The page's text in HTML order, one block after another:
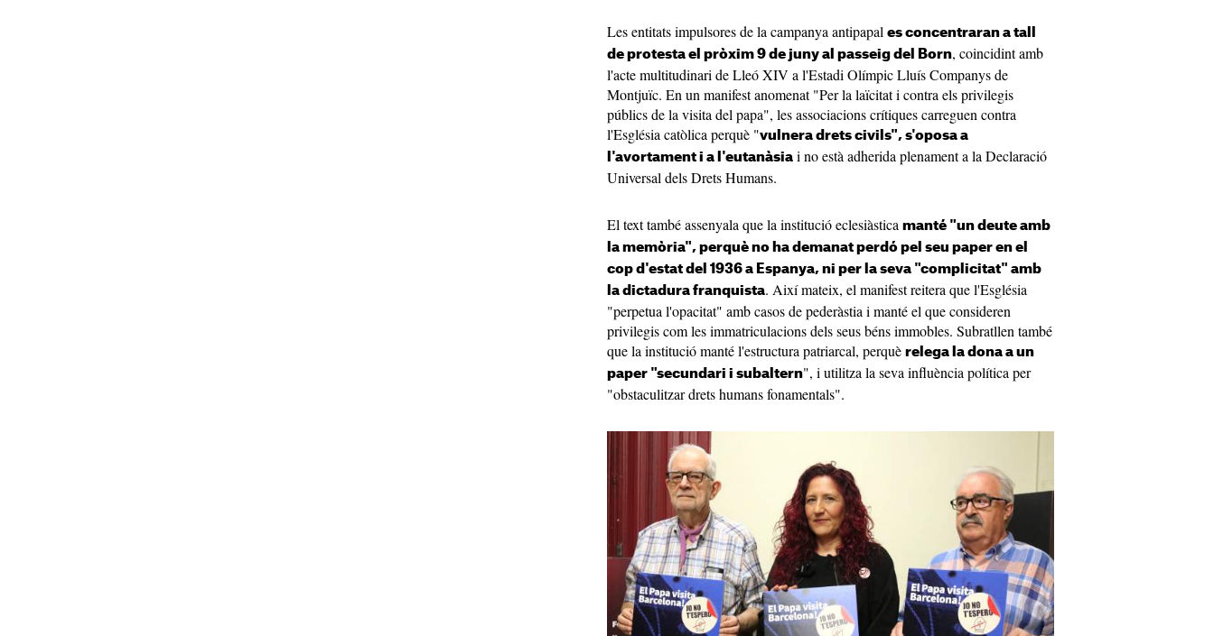
Les entitats impulsores de la campanya antipapal es concentraran a tall
de protesta el pròxim 9 de juny al passeig del Born, coincidint amb
l'acte multitudinari de Lleó XIV a l'Estadi Olímpic Lluís Companys de
Montjuïc. En un manifest anomenat "Per la laïcitat i contra els privilegis
públics de la visita del papa", les associacions crítiques carreguen contra
l'Església catòlica perquè "vulnera drets civils", s'oposa a
l'avortament i a l'eutanàsia i no està adherida plenament a la Declaració
Universal dels Drets Humans.
El text també assenyala que la institució eclesiàstica manté "un deute amb
la memòria", perquè no ha demanat perdó pel seu paper en el
cop d'estat del 1936 a Espanya, ni per la seva "complicitat" amb
la dictadura franquista. Així mateix, el manifest reitera que l'Església
"perpetua l'opacitat" amb casos de pederàstia i manté el que consideren
privilegis com les immatriculacions dels seus béns immobles. Subratllen també
que la institució manté l'estructura patriarcal, perquè relega la dona a un
paper "secundari i subaltern", i utilitza la seva influència política per
"obstaculitzar drets humans fonamentals".